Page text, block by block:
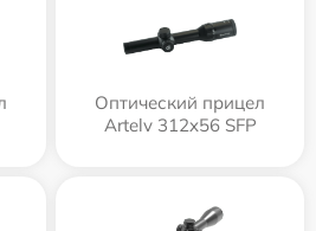
Оптический прицел
Artelv 312x56 SFP